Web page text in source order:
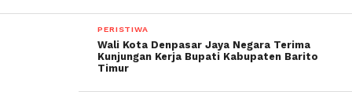
PERISTIWA
Wali Kota Denpasar Jaya Negara Terima
Kunjungan Kerja Bupati Kabupaten Barito
Timur